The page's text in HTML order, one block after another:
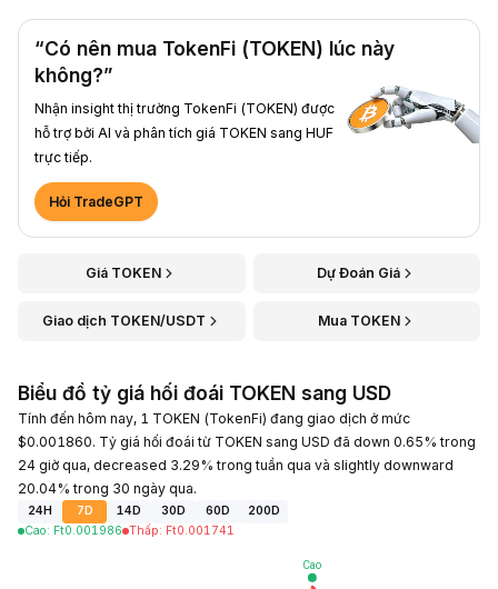
“Có nên mua TokenFi (TOKEN) lúc này
không?”
Nhận insight thị trường TokenFi (TOKEN) được
hỗ trợ bởi AI và phân tích giá TOKEN sang HUF
trực tiếp.
Hỏi TradeGPT
Giá TOKEN Dự Đoán Giá
Giao dịch TOKEN/USDT Mua TOKEN
Biểu đồ tỷ giá hối đoái TOKEN sang USD
Tính đến hôm nay, 1 TOKEN (TokenFi) đang giao dịch ở mức
$0.001860. Tỷ giá hối đoái từ TOKEN sang USD đã down 0.65% trong
24 giờ qua, decreased 3.29% trong tuần qua và slightly downward
20.04% trong 30 ngày qua.
24H 7D 14D 30D 60D
200D
Cao: Ft0.001986 Thấp: Ft0.001741